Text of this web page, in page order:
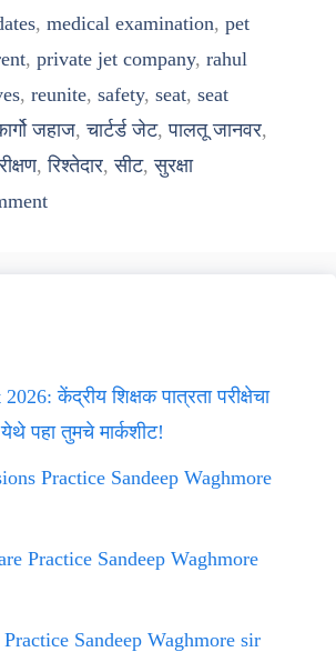
, medical examination, pet
, private jet company, rahul
, reunite, safety, seat, seat
जहाज,चार्टर्ड जेट,पालतू जानवर,
,रिश्तेदार,सीट,सुरक्षा
केंद्रीय शिक्षक पात्रता परीक्षेचा
पहा तुमचे मार्कशीट!
Practice Sandeep Waghmore
Practice Sandeep Waghmore
Sandeep Waghmore sir